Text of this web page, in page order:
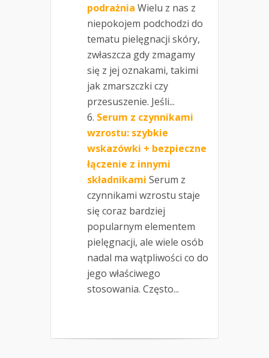
podrażnia Wielu z nas z
niepokojem podchodzi do
tematu pielęgnacji skóry,
zwłaszcza gdy zmagamy
się z jej oznakami, takimi
jak zmarszczki czy
przesuszenie. Jeśli...
Serum z czynnikami
wzrostu: szybkie
wskazówki + bezpieczne
łączenie z innymi
składnikami Serum z
czynnikami wzrostu staje
się coraz bardziej
popularnym elementem
pielęgnacji, ale wiele osób
nadal ma wątpliwości co do
jego właściwego
stosowania. Często...